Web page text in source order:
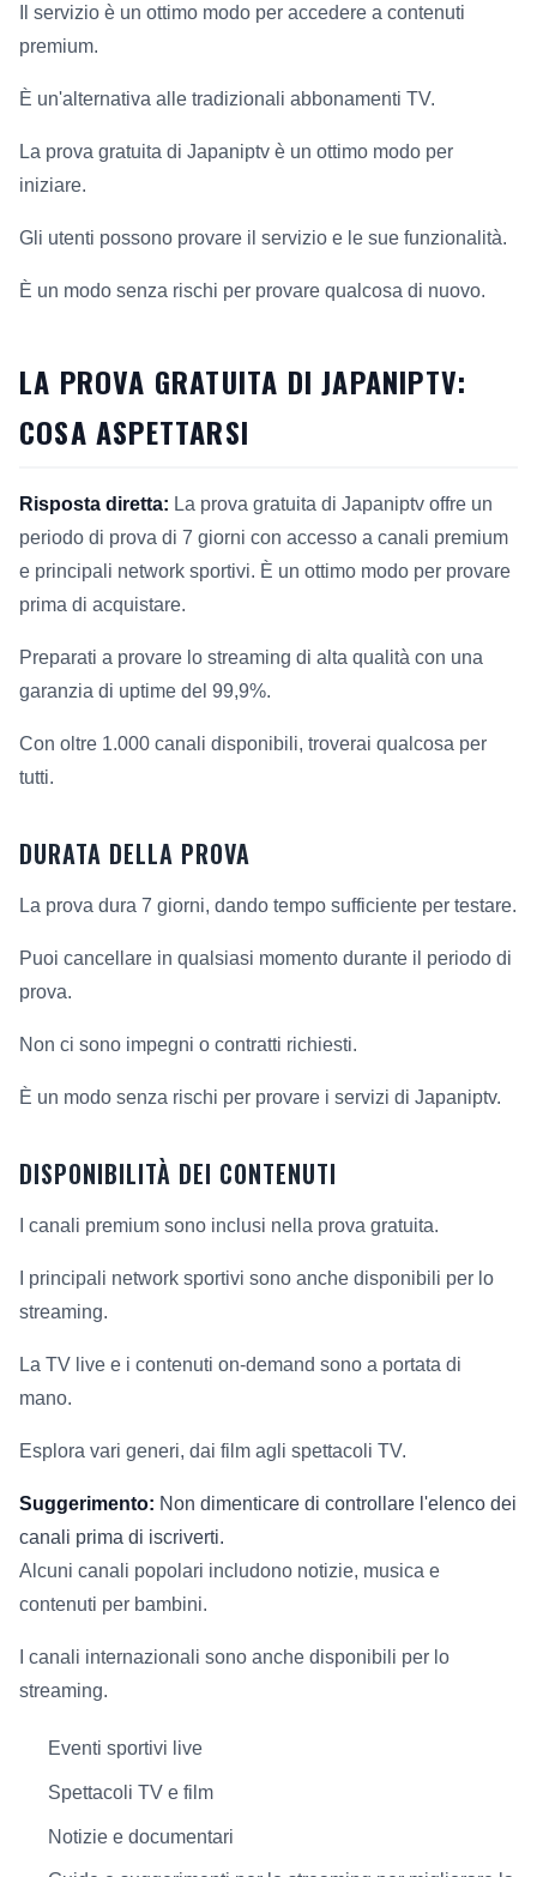
Il servizio è un ottimo modo per accedere a contenuti
premium.
È un'alternativa alle tradizionali abbonamenti TV.
La prova gratuita di Japaniptv è un ottimo modo per
iniziare.
Gli utenti possono provare il servizio e le sue funzionalità.
È un modo senza rischi per provare qualcosa di nuovo.
LA PROVA GRATUITA DI JAPANIPTV:
COSA ASPETTARSI
Risposta diretta: La prova gratuita di Japaniptv offre un
periodo di prova di 7 giorni con accesso a canali premium
e principali network sportivi. È un ottimo modo per provare
prima di acquistare.
Preparati a provare lo streaming di alta qualità con una
garanzia di uptime del 99,9%.
Con oltre 1.000 canali disponibili, troverai qualcosa per
tutti.
DURATA DELLA PROVA
La prova dura 7 giorni, dando tempo sufficiente per testare.
Puoi cancellare in qualsiasi momento durante il periodo di
prova.
Non ci sono impegni o contratti richiesti.
È un modo senza rischi per provare i servizi di Japaniptv.
DISPONIBILITÀ DEI CONTENUTI
I canali premium sono inclusi nella prova gratuita.
I principali network sportivi sono anche disponibili per lo
streaming.
La TV live e i contenuti on-demand sono a portata di
mano.
Esplora vari generi, dai film agli spettacoli TV.
Suggerimento: Non dimenticare di controllare l'elenco dei
canali prima di iscriverti.
Alcuni canali popolari includono notizie, musica e
contenuti per bambini.
I canali internazionali sono anche disponibili per lo
streaming.
Eventi sportivi live
Spettacoli TV e film
Notizie e documentari